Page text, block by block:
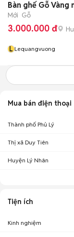
Bàn ghế Gỗ Vàng
Mới Gỗ
3.000.000 đ
L Lequangvuong
Mua bán điện thoại
Thành phố Phủ Lý
Thị xã Duy Tiên
Huyện Lý Nhân
Tiện ích
Kinh nghiệm